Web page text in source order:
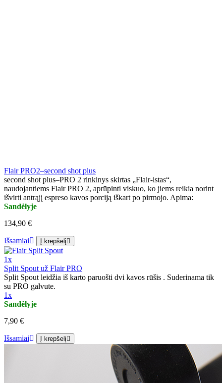
Flair PRO2–second shot plus
second shot plus–PRO 2 rinkinys skirtas „Flair-istas“,
naudojantiems Flair PRO 2, aprūpinti viskuo, ko jiems reikia norint
išvirti antrąjį espreso kavos porciją iškart po pirmojo. Apima:
Sandėlyje
134,90 €
Išsamiai Į krepšelį
1x
Split Spout už Flair PRO
Split Spout leidžia iš karto paruošti dvi kavos rūšis . Suderinama tik
su PRO galvute.
1x
Sandėlyje
7,90 €
Išsamiai Į krepšelį